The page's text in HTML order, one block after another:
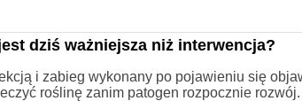
dziś ważniejsza niż interwencja?
i zabieg wykonany po pojawieniu się
roślinę zanim patogen rozpocznie rozwój.